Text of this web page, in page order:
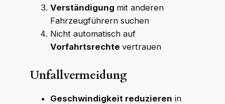
Verständigung mit anderen
Fahrzeugführern suchen
Nicht automatisch auf
Vorfahrtsrechte vertrauen
Unfallvermeidung
Geschwindigkeit reduzieren in